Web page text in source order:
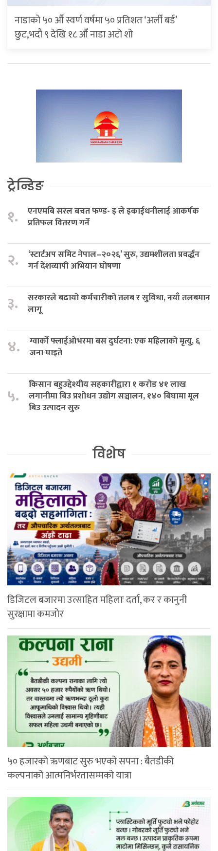
नाडाको ५० औँ स्वर्ण वर्षमा ५० प्रतिशत ‘अर्ली बर्ड’
छुट,भदौ ९ देखि १८ औँ नाडा अटो शो
ट्रेन्डिङ
१.
एनएमबि सरल बचत फण्ड- इ ले इकाईधनीलाई आकर्षक
प्रतिफल वितरण गर्ने
२.
‘स्टार्टअप समिट नेपाल–२०२६’ सुरु, उद्यमशीलता प्रवर्द्धन
गर्न देशव्यापी अभियान घोषणा
३.
सरकारले बढायो कर्मचारीको तलब र सुविधा, नयाँ तलबमान
लागू
४.
ग्वार्को फ्लाईओभरमा बस दुर्घटना: एक महिलाको मृत्यु, ६
जना घाइते
५.
किसान बहुउद्देश्यीय सहकारीद्वारा १ करोड ४१ लाख
लगानीमा बिउ प्रशोधन उद्योग सञ्चालन, १४० बिघामा मूल
बिउ उत्पादन सुरु
विशेष
डिजिटल बजारमा उत्साहित महिलाः दर्ता, कर र कानुनी
सुरक्षामा कमजोर
५० हजारको ऋणबाट सुरु भएको सपना : बैतडीकी
कल्पनाको आत्मनिर्भरतासम्मको यात्रा